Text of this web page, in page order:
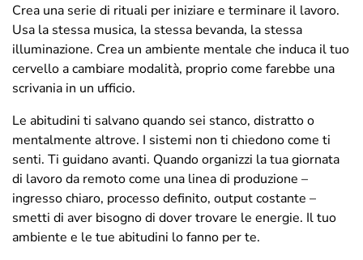
Crea una serie di rituali per iniziare e terminare il lavoro.
Usa la stessa musica, la stessa bevanda, la stessa
illuminazione. Crea un ambiente mentale che induca il tuo
cervello a cambiare modalità, proprio come farebbe una
scrivania in un ufficio.
Le abitudini ti salvano quando sei stanco, distratto o
mentalmente altrove. I sistemi non ti chiedono come ti
senti. Ti guidano avanti. Quando organizzi la tua giornata
di lavoro da remoto come una linea di produzione –
ingresso chiaro, processo definito, output costante –
smetti di aver bisogno di dover trovare le energie. Il tuo
ambiente e le tue abitudini lo fanno per te.